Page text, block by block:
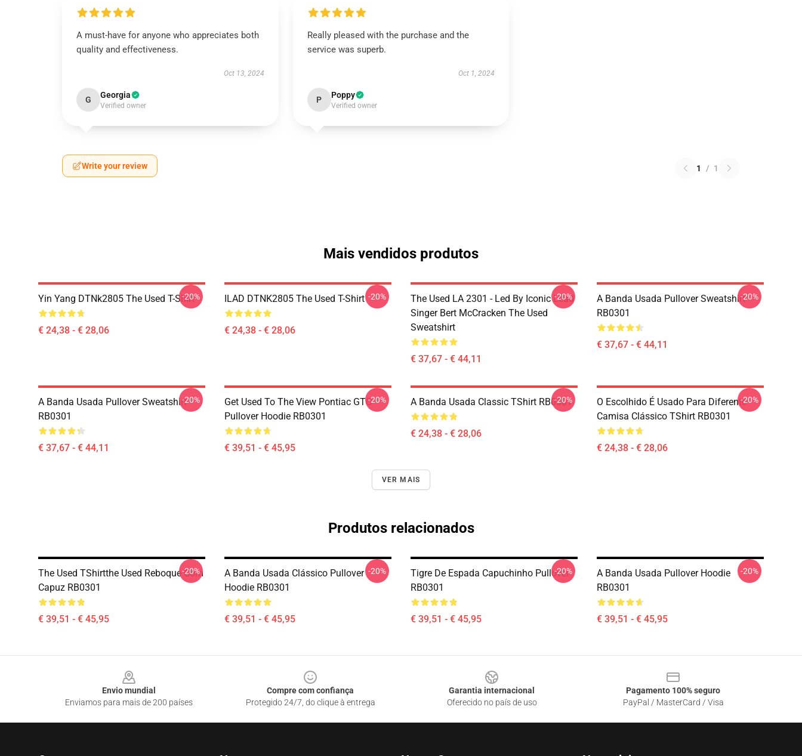
A must-have for anyone who appreciates both
quality and effectiveness.
Oct 13, 2024
G Georgia
Verified owner
Really pleased with the purchase and the
service was superb.
Oct 1, 2024
P Poppy
Verified owner
Write your review 1 / 1
Mais vendidos produtos
Yin Yang DTNk2805 The Used T-Shirt
€ 24,38 - € 28,06
-20% ILAD DTNK2805 The Used T-Shirt
€ 24,38 - € 28,06
-20%
The Used LA 2301 - Led By Iconic Lead
Singer Bert McCracken The Used
Sweatshirt
€ 37,67 - € 44,11
-20%
A Banda Usada Pullover Sweatshirt
RB0301
€ 37,67 - € 44,11
-20%
A Banda Usada Pullover Sweatshirt
RB0301
€ 37,67 - € 44,11
-20%
Get Used To The View Pontiac GTO
Pullover Hoodie RB0301
€ 39,51 - € 45,95
-20% A Banda Usada Classic TShirt RB0301
€ 24,38 - € 28,06
-20%
O Escolhido É Usado Para Diferente
Camisa Clássico TShirt RB0301
€ 24,38 - € 28,06
-20%
VER MAIS
Produtos relacionados
The Used TShirtthe Used Reboque Com
Capuz RB0301
€ 39,51 - € 45,95
-20%
A Banda Usada Clássico Pullover
Hoodie RB0301
€ 39,51 - € 45,95
-20%
Tigre De Espada Capuchinho Pullover
RB0301
€ 39,51 - € 45,95
-20%
A Banda Usada Pullover Hoodie
RB0301
€ 39,51 - € 45,95
-20%
Envio mundial
Enviamos para mais de 200 países
Compre com confiança
Protegido 24/7, do clique à entrega
Garantia internacional
Oferecido no país de uso
Pagamento 100% seguro
PayPal / MasterCard / Visa